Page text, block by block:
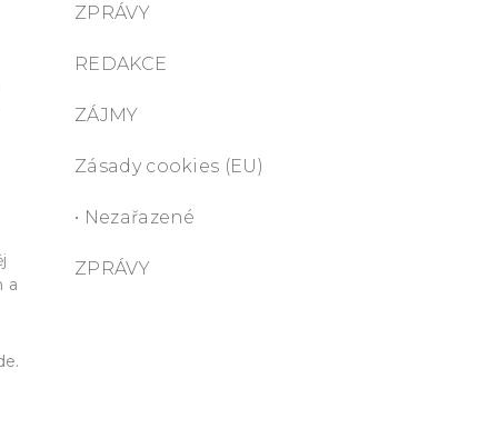
a
ZPRÁVY
REDAKCE
ZÁJMY
Zásady cookies (EU)
• Nezařazené
ZPRÁVY